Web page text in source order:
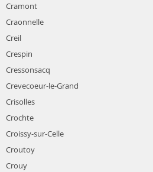
Cramont
Craonnelle
Creil
Crespin
Cressonsacq
Crevecoeur-le-Grand
Crisolles
Crochte
Croissy-sur-Celle
Croutoy
Crouy